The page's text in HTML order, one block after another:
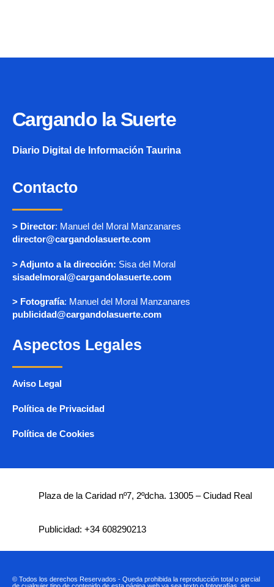
Cargando la Suerte
Diario Digital de Información Taurina
Contacto
> Director: Manuel del Moral Manzanares
director@cargandolasuerte.com
> Adjunto a la dirección: Sisa del Moral
sisadelmoral@cargandolasuerte.com
> Fotografía: Manuel del Moral Manzanares
publicidad@cargandolasuerte.com
Aspectos Legales
Aviso Legal
Política de Privacidad
Política de Cookies
Plaza de la Caridad nº7, 2ºdcha. 13005 – Ciudad Real
Publicidad: +34 608290213
© Todos los derechos Reservados - Queda prohibida la reproducción total o parcial